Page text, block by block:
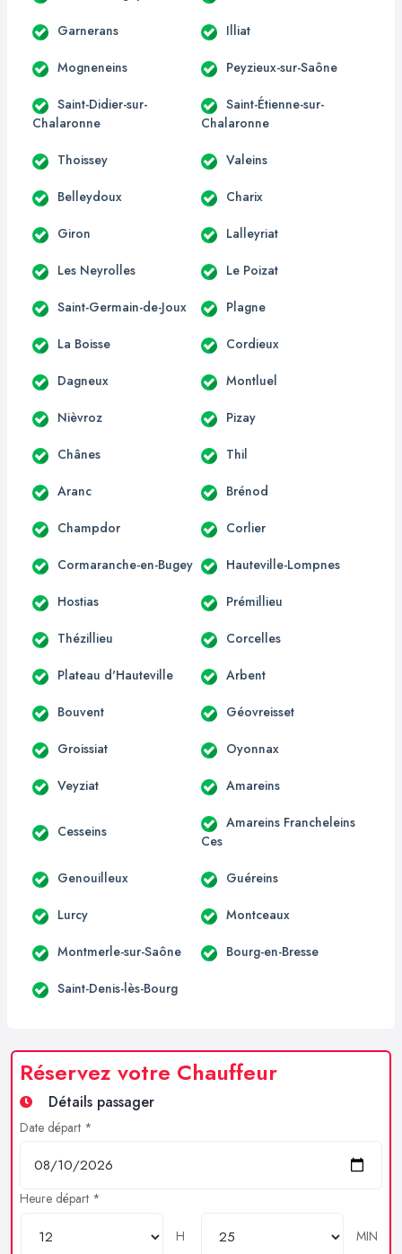
Garnerans Illiat
Mogneneins Peyzieux-sur-Saône
Saint-Didier-sur-
Chalaronne
Saint-Étienne-sur-
Chalaronne
Thoissey Valeins
Belleydoux Charix
Giron Lalleyriat
Les Neyrolles Le Poizat
Saint-Germain-de-Joux Plagne
La Boisse Cordieux
Dagneux Montluel
Nièvroz Pizay
Chânes Thil
Aranc Brénod
Champdor Corlier
Cormaranche-en-Bugey Hauteville-Lompnes
Hostias Prémillieu
Thézillieu Corcelles
Plateau d'Hauteville Arbent
Bouvent Géovreisset
Groissiat Oyonnax
Veyziat Amareins
Cesseins
Amareins Francheleins
Ces
Genouilleux Guéreins
Lurcy Montceaux
Montmerle-sur-Saône Bourg-en-Bresse
Saint-Denis-lès-Bourg
Réservez votre Chauffeur
Détails passager
Date départ *
Heure départ *
H MIN